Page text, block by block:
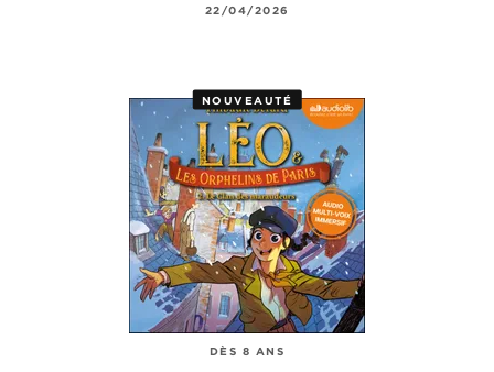
22/04/2026
NOUVEAUTÉ
DÈS 8 ANS